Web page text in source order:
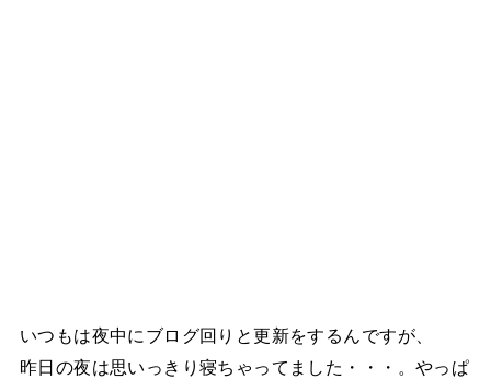
いつもは夜中にブログ回りと更新をするんですが、
昨日の夜は思いっきり寝ちゃってました・・・。やっぱ